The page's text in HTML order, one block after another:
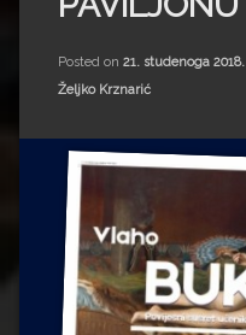
Impressum
Milenko Strižak
Drugi autori
Drugi autori
Ljiljana Lekanić-Kljaić
Željko Krznarić
Mario Lovreković
Posted on 21. studenoga 2018.
Kategorije:
Željko Krznarić